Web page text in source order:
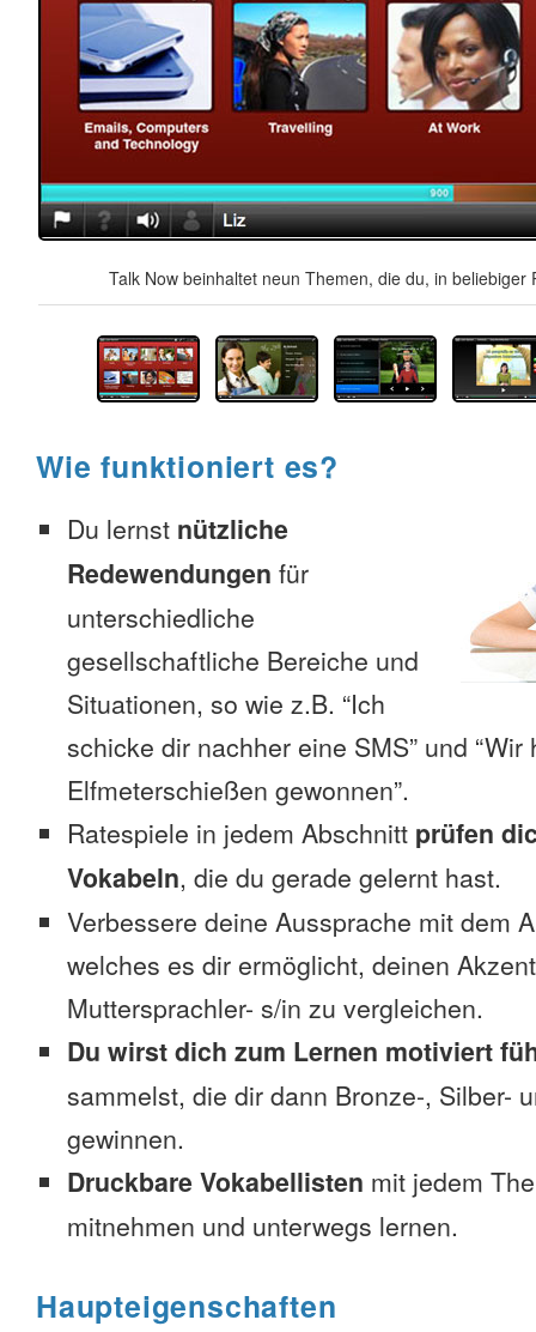
Talk Now beinhaltet neun Themen, die du, in
Wie funktioniert es?
Du lernst nützliche
Redewendungen für
unterschiedliche
gesellschaftliche Bereiche und
Situationen, so wie z.B. “Ich
schicke dir nachher eine SMS” und
Elfmeterschießen gewonnen”.
Ratespiele in jedem Abschnitt prüfen
Vokabeln, die du gerade gelernt hast.
Verbessere deine Aussprache mit dem
welches es dir ermöglicht, deinen
Muttersprachler- s/in zu vergleichen.
Du wirst dich zum Lernen motiviert
sammelst, die dir dann Bronze-, Silber-
gewinnen.
Druckbare Vokabellisten mit jedem
mitnehmen und unterwegs lernen.
Haupteigenschaften